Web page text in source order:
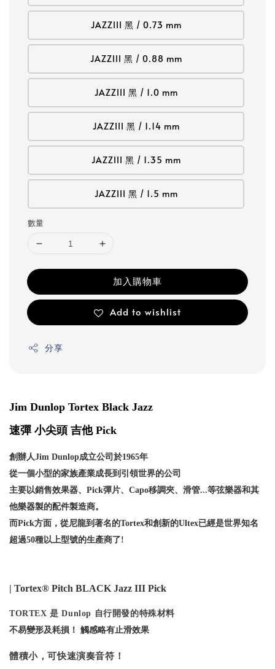
JAZZIII 黑 / 0.73 mm
JAZZIII 黑 / 0.88 mm
JAZZIII 黑 / 1.0 mm
JAZZIII 黑 / 1.14 mm
JAZZIII 黑 / 1.35 mm
JAZZIII 黑 / 1.5 mm
數量
加入購物車
Add to wishlist
分享
Jim Dunlop Tortex Black Jazz
速彈 小尖頭 吉他 Pick
創辦人Jim Dunlop成立公司於1965年
從一個小型的家族產業成長到引領世界的公司
主要以銷售效果器、Pick彈片、Capo移調夾、滑管...等弦樂器和其
他樂器製的配件製造商。
而Pick方面，從尼龍到著名的Tortex和創新的Ultex已經是世界知名
超過50種以上型號的生產商了!
| Tortex® Pitch BLACK Jazz III Pick
TORTEX 是 Dunlop 自行開發的特殊材料
不易變形及耗損！ 觸感略有止滑效果
體積小，可快速演奏音符！